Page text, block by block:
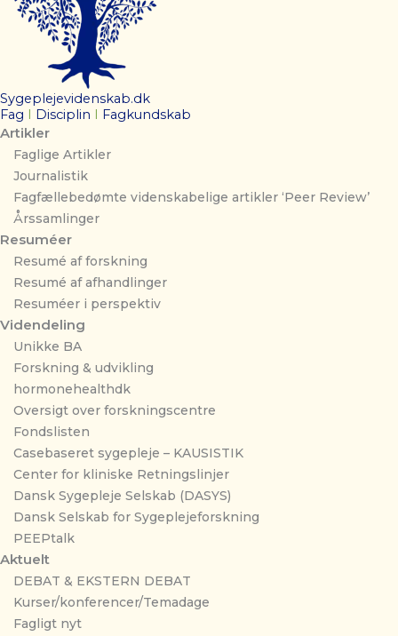
Sygeplejevidenskab.dk
Fag
Disciplin Fagkundskab
Artikler
Faglige Artikler
Journalistik
Fagfællebedømte videnskabelige artikler ‘Peer Review’
Årssamlinger
Resuméer
Resumé af forskning
Resumé af afhandlinger
Resuméer i perspektiv
Videndeling
Unikke BA
Forskning & udvikling
hormonehealthdk
Oversigt over forskningscentre
Fondslisten
Casebaseret sygepleje – KAUSISTIK
Center for kliniske Retningslinjer
Dansk Sygepleje Selskab (DASYS)
Dansk Selskab for Sygeplejeforskning
PEEPtalk
Aktuelt
DEBAT & EKSTERN DEBAT
Kurser/konferencer/Temadage
Fagligt nyt